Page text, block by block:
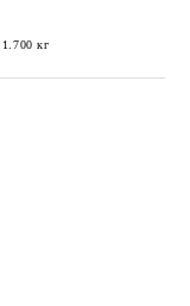
1.700 кг